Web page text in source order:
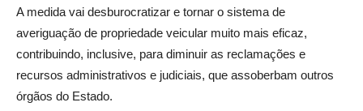
A medida vai desburocratizar e tornar o sistema de
averiguação de propriedade veicular muito mais eficaz,
contribuindo, inclusive, para diminuir as reclamações e
recursos administrativos e judiciais, que assoberbam outros
órgãos do Estado.